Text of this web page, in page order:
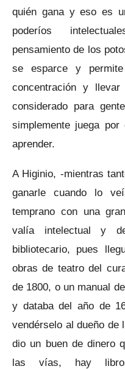
quién gana y eso es
poderíos
pensamiento de los
se esparce y
concentración y
considerado para
simplemente juega
aprender.
A Higinio, -mientras
ganarle cuando lo
temprano con una
valía intelectual y
bibliotecario, pues
obras de teatro del
de 1800, o un manual
y databa del año de
vendérselo al dueño de
dio un buen de dinero
las vías, hay